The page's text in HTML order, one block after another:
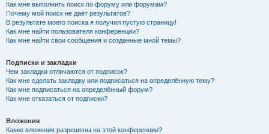
Как мне выполнить поиск по форуму или форумам?
Почему мой поиск не даёт результатов?
В результате моего поиска я получил пустую страницу!
Как мне найти пользователя конференции?
Как мне найти свои сообщения и созданные мной темы?
Подписки и закладки
Чем закладки отличаются от подписок?
Как мне сделать закладку или подписаться на определённую тему?
Как мне подписаться на определённый форум?
Как мне отказаться от подписки?
Вложения
Какие вложения разрешены на этой конференции?